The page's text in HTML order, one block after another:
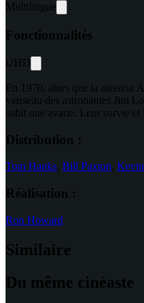
Multilingue
Fonctionnalités
UHD
En 1970, alors que la mission
vaisseau des astronautes Jim
subit une avarie. Leur survie et
Distribution :
Tom Hanks, Bill Paxton,
Réalisation :
Ron Howard
Similaire
Du même cinéaste